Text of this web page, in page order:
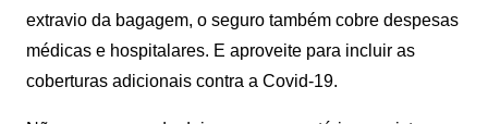
extravio da bagagem, o seguro também cobre despesas
médicas e hospitalares. E aproveite para incluir as
coberturas adicionais contra a Covid-19.